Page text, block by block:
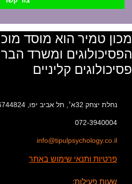
מכון טמיר הוא מוסד
הפסיכולוגים ומשרד
פסיכולוגים קליניים
נחלת יצחק 32א׳, תל אביב יפו, 6744824
072-3940004
info@tipulpsychology.co.il
פרטיות ותנאי שימוש באתר
שעות פעילות: